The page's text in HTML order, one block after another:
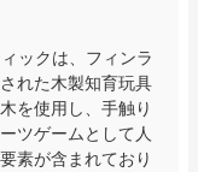
ックは、フィンラ
れた木製知育玩具
を使用し、手触り
ツゲームとして人
素が含まれており